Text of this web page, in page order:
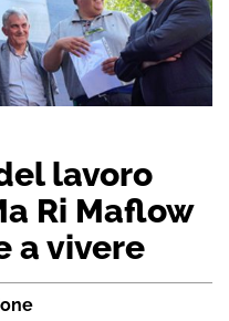
lavoro
Ri Maflow
a vivere